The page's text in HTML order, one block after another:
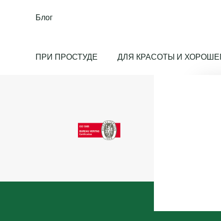
Блог
ПРИ ПРОСТУДЕ ДЛЯ КРАСОТЫ И